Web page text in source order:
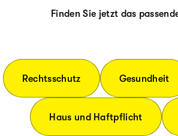
Finden Sie jetzt das
Rechtsschutz Gesundheit
Haus und Haftpflicht